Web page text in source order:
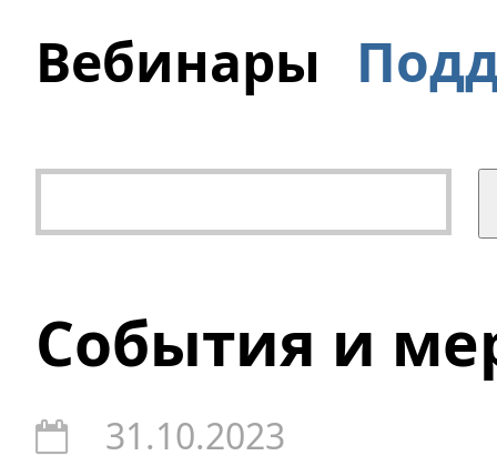
Вебинары
События и
31.10.2023